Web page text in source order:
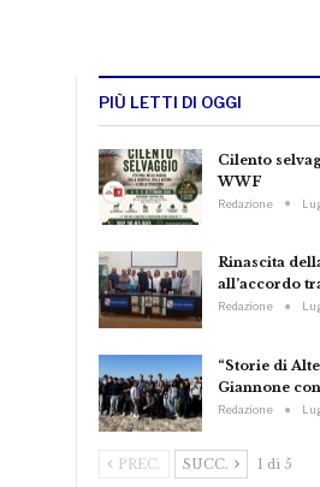
PIÙ LETTI DI OGGI
Cilento
WWF
Redazione
Rinascita
all’accordo
Redazione
“Storie di
Giannone
Redazione
PREC. SUCC. 1 di 5